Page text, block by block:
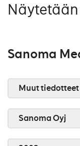
Sanoma
Muut tiedotteet
Sanoma Oyj